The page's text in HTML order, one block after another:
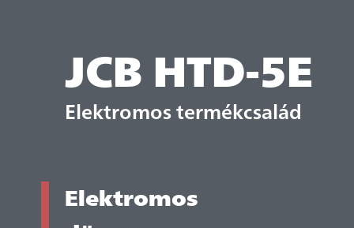
JCB HTD-5E
Elektromos termékcsalád
Elektromos